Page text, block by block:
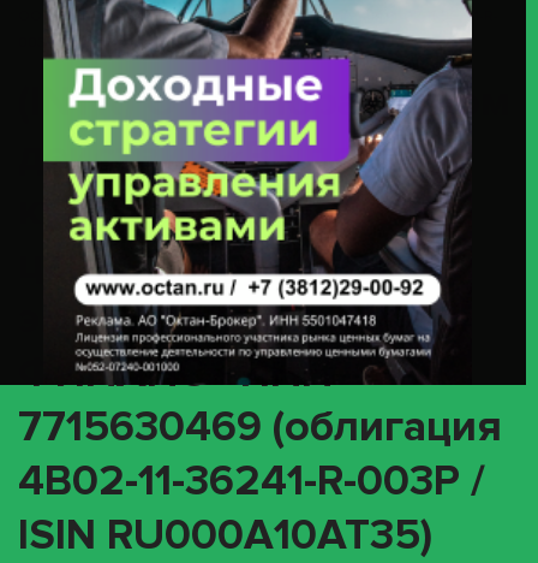
ООО «ИКС 5 ФИНАНС» ИНН 7715630469 (облигация 4B02-11-36241-R-
003P / ISIN RU000A10AT35)
(INTR) О корпоративном
действии «Выплата
купонного дохода» с
ценными бумагами
эмитента ООО «ИКС 5
ФИНАНС» ИНН
7715630469 (облигация
4B02-11-36241-R-003P /
ISIN RU000A10AT35)